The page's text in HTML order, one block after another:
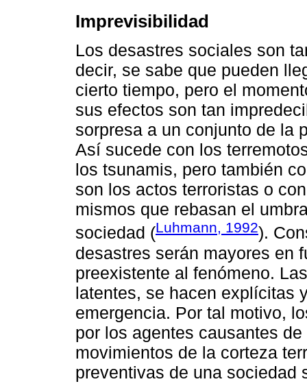
Imprevisibilidad
Los desastres sociales son
decir, se sabe que pueden
cierto tiempo, pero el
sus efectos son tan
sorpresa a un conjunto de la
Así sucede con los
los tsunamis, pero también
son los actos terroristas o
mismos que rebasan el
sociedad (Luhmann, 1992).
desastres serán mayores en
preexistente al fenómeno.
latentes, se hacen explícitas
emergencia. Por tal motivo,
por los agentes causantes
movimientos de la corteza
preventivas de una sociedad